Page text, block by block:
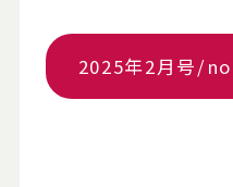
2025年2月号/